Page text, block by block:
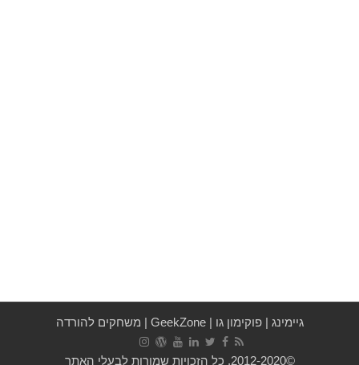
גיימינג| פוקימון גו|
GeekZone
| משחקים להורדה
©2012-2020, כל הזכויות שמורות לבעלי האתר